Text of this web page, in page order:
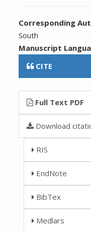
Corresponding
South
Manuscript
CITE
Full Text PDF
Download
RIS
EndNote
BibTex
Medlars